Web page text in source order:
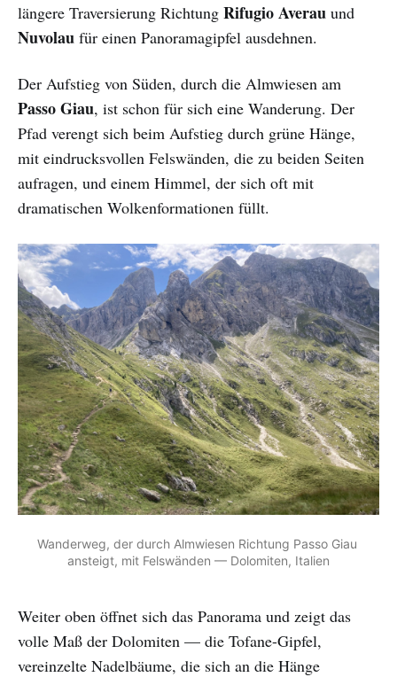
längere Traversierung Richtung Rifugio Averau und
Nuvolau für einen Panoramagipfel ausdehnen.
Der Aufstieg von Süden, durch die Almwiesen am
Passo Giau, ist schon für sich eine Wanderung. Der
Pfad verengt sich beim Aufstieg durch grüne Hänge,
mit eindrucksvollen Felswänden, die zu beiden Seiten
aufragen, und einem Himmel, der sich oft mit
dramatischen Wolkenformationen füllt.
Wanderweg, der durch Almwiesen Richtung Passo Giau
ansteigt, mit Felswänden — Dolomiten, Italien
Weiter oben öffnet sich das Panorama und zeigt das
volle Maß der Dolomiten — die Tofane-Gipfel,
vereinzelte Nadelbäume, die sich an die Hänge